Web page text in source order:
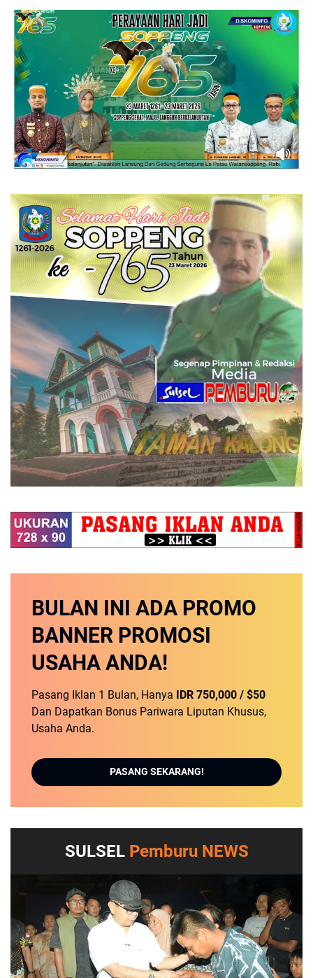
BULAN INI ADA PROMO
BANNER PROMOSI
USAHA ANDA!
Pasang Iklan 1 Bulan, Hanya IDR 750,000 / $50
Dan Dapatkan Bonus Pariwara Liputan Khusus,
Usaha Anda.
PASANG SEKARANG!
SULSEL Pemburu NEWS